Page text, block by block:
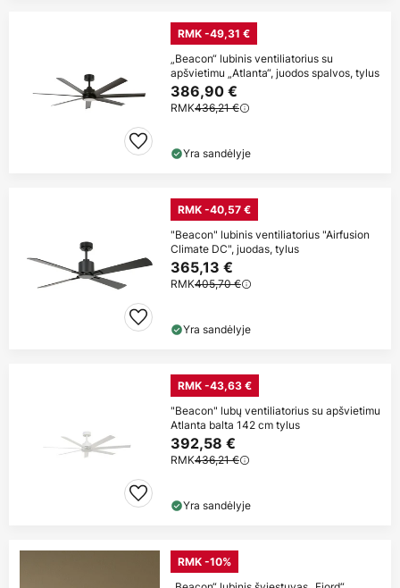
RMK -49,31 €
„Beacon“ lubinis ventiliatorius su
apšvietimu „Atlanta“, juodos spalvos, tylus
386,90 €
RMK436,21 €
Yra sandėlyje
RMK -40,57 €
"Beacon" lubinis ventiliatorius "Airfusion
Climate DC", juodas, tylus
365,13 €
RMK405,70 €
Yra sandėlyje
RMK -43,63 €
"Beacon" lubų ventiliatorius su apšvietimu
Atlanta balta 142 cm tylus
392,58 €
RMK436,21 €
Yra sandėlyje
RMK -10%